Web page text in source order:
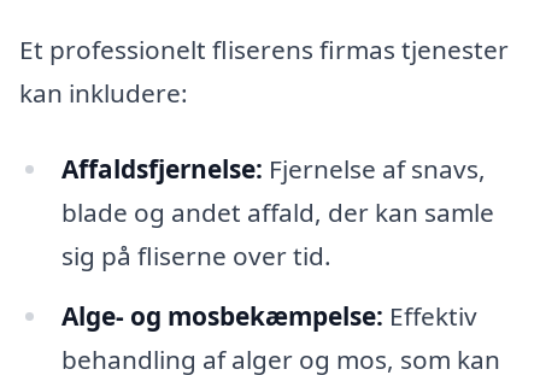
Et professionelt fliserens firmas tjenester
kan inkludere:
Affaldsfjernelse: Fjernelse af snavs,
blade og andet affald, der kan samle
sig på fliserne over tid.
Alge- og mosbekæmpelse: Effektiv
behandling af alger og mos, som kan